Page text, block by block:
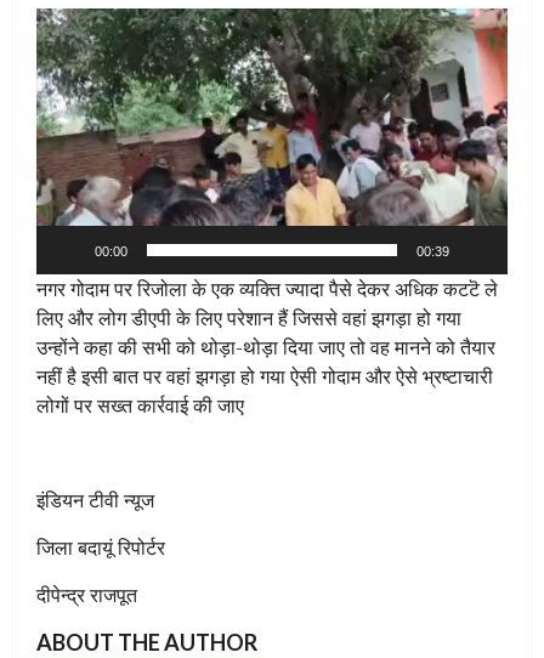
Video
Player
00:00 00:39
नगर गोदाम पर रिजोला के एक व्यक्ति ज्यादा पैसे देकर अधिक कटट‌ॆ ले
लिए और लोग डीएपी के लिए परेशान हैं जिससे वहां झगड़ा हो गया
उन्होंने कहा की सभी को थोड़ा-थोड़ा दिया जाए तो वह मानने को तैयार
नहीं है इसी बात पर वहां झगड़ा हो गया ऐसी गोदाम और ऐसे भ्रष्टाचारी
लोगों पर सख्त कार्रवाई की जाए
इंडियन टीवी न्यूज
जिला बदायूं रिपोर्टर
दीपेन्द्र राजपूत
ABOUT THE AUTHOR